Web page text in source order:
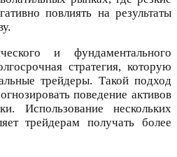
повлиять на результаты
и фундаментального
стратегия, которую
трейдеры. Такой подход
поведение активов
Использование нескольких
трейдерам получать более